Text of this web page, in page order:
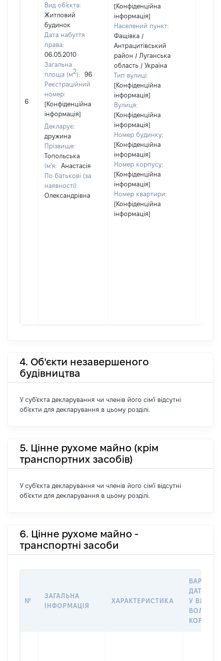
6
Вид об'єкта:
Житловий
будинок
Дата набуття
права:
06.05.2010
Загальна
площа (м2):
96
Реєстраційний
номер:
[Конфіденційна
інформація]
Декларує:
дружина
Прізвище:
Топольська
Ім'я:
Анастасія
По батькові (за
наявності):
Олександрівна
[Конфіденційна
інформація]
Населений пункт:
Фащівка /
Антрацитівський
район / Луганська
область / Україна
Тип вулиці:
[Конфіденційна
інформація]
Вулиця:
[Конфіденційна
інформація]
Номер будинку:
[Конфіденційна
інформація]
Номер корпусу:
[Конфіденційна
інформація]
Номер квартири:
[Конфіденційна
інформація]
4. Об'єкти незавершеного
будівництва
У суб'єкта декларування чи членів його сім'ї відсутні
об'єкти для декларування в цьому розділі.
5. Цінне рухоме майно (крім
транспортних засобів)
У суб'єкта декларування чи членів його сім'ї відсутні
об'єкти для декларування в цьому розділі.
6. Цінне рухоме майно -
транспортні засоби
№
ЗАГАЛЬНА
ІНФОРМАЦІЯ
ХАРАКТЕРИСТИКА
ДАТУ
У